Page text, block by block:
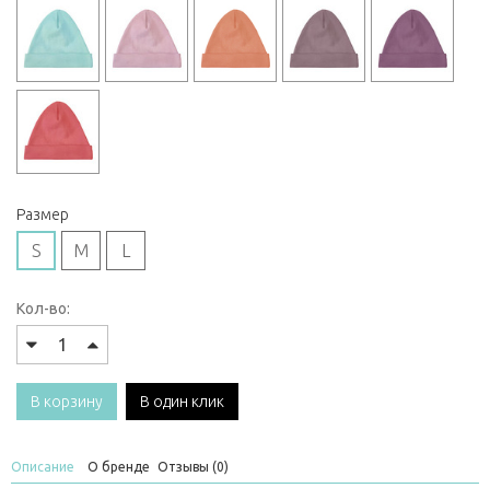
Размер
S M
Кол-во:
В корзину В один клик
Описание О бренде Отзывы (0)